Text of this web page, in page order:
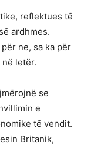
reflektues të
ardhmes.
ne, sa ka për
letër.
se
e
të vendit.
Britanik,